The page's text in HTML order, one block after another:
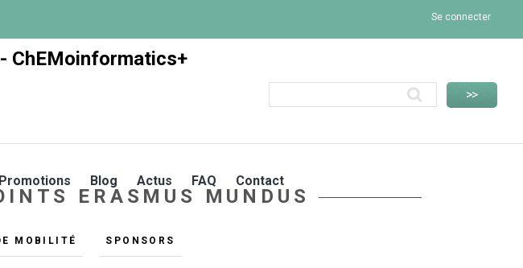
Se connecter
ChEMoinformatics+
Promotions Blog Actus FAQ Contact
ERASMUS MUNDUS
MOBILITÉ SPONSORS